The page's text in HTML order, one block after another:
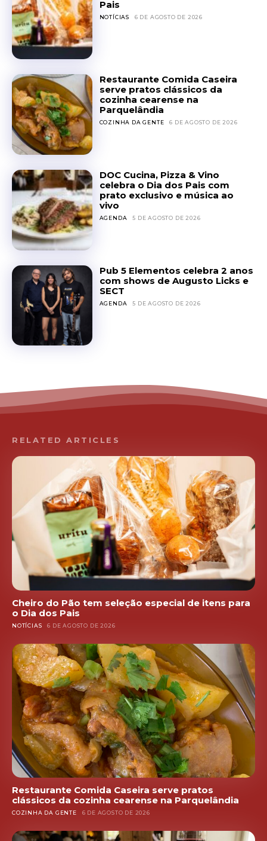
Pais
NOTÍCIAS 6 DE AGOSTO DE 2026
Restaurante Comida Caseira
serve pratos clássicos da
cozinha cearense na
Parquelândia
COZINHA DA GENTE 6 DE AGOSTO DE 2026
DOC Cucina, Pizza & Vino
celebra o Dia dos Pais com
prato exclusivo e música ao
vivo
AGENDA 5 DE AGOSTO DE 2026
Pub 5 Elementos celebra 2 anos
com shows de Augusto Licks e
SECT
AGENDA 5 DE AGOSTO DE 2026
RELATED ARTICLES
Cheiro do Pão tem seleção especial de itens para
o Dia dos Pais
NOTÍCIAS 6 DE AGOSTO DE 2026
Restaurante Comida Caseira serve pratos
clássicos da cozinha cearense na Parquelândia
COZINHA DA GENTE 6 DE AGOSTO DE 2026